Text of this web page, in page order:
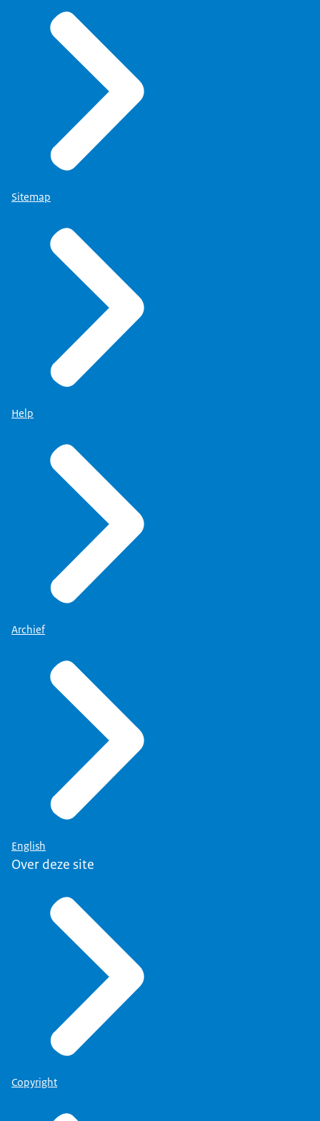
Sitemap
Help
Archief
English
Over deze site
Copyright